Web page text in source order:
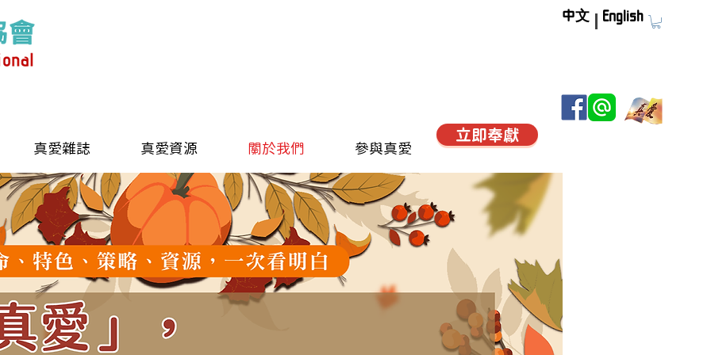
English
中文
真愛雜誌 真愛資源 關於我們 參與真愛
立即奉獻